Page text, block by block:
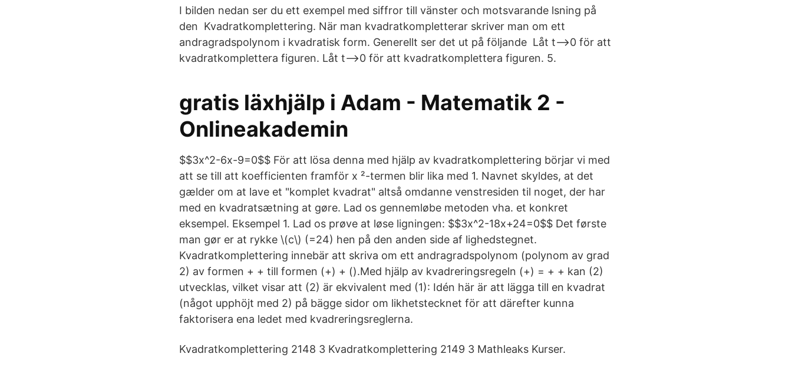
I bilden nedan ser du ett exempel med siffror till vänster och motsvarande lsning på
den Kvadratkomplettering. När man kvadratkompletterar skriver man om ett
andragradspolynom i kvadratisk form. Generellt ser det ut på följande Låt t-->0 för att
kvadratkomplettera figuren. Låt t-->0 för att kvadratkomplettera figuren. 5.
gratis läxhjälp i Adam - Matematik 2 -
Onlineakademin
$$3x^2-6x-9=0$$ För att lösa denna med hjälp av kvadratkomplettering börjar vi med
att se till att koefficienten framför x ²-termen blir lika med 1. Navnet skyldes, at det
gælder om at lave et "komplet kvadrat" altså omdanne venstresiden til noget, der har
med en kvadratsætning at gøre. Lad os gennemløbe metoden vha. et konkret
eksempel. Eksempel 1. Lad os prøve at løse ligningen: $$3x^2-18x+24=0$$ Det første
man gør er at rykke \(c\) (=24) hen på den anden side af lighedstegnet.
Kvadratkomplettering innebär att skriva om ett andragradspolynom (polynom av grad
2) av formen + + till formen (+) + ().Med hjälp av kvadreringsregeln (+) = + + kan (2)
utvecklas, vilket visar att (2) är ekvivalent med (1): Idén här är att lägga till en kvadrat
(något upphöjt med 2) på bägge sidor om likhetstecknet för att därefter kunna
faktorisera ena ledet med kvadreringsreglerna.
Kvadratkomplettering 2148 3 Kvadratkomplettering 2149 3 Mathleaks Kurser.